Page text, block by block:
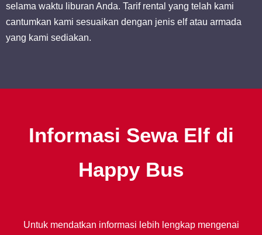
selama waktu liburan Anda. Tarif rental yang telah kami
cantumkan kami sesuaikan dengan jenis elf atau armada
yang kami sediakan.
Informasi Sewa Elf di
Happy Bus
Untuk mendatkan informasi lebih lengkap mengenai